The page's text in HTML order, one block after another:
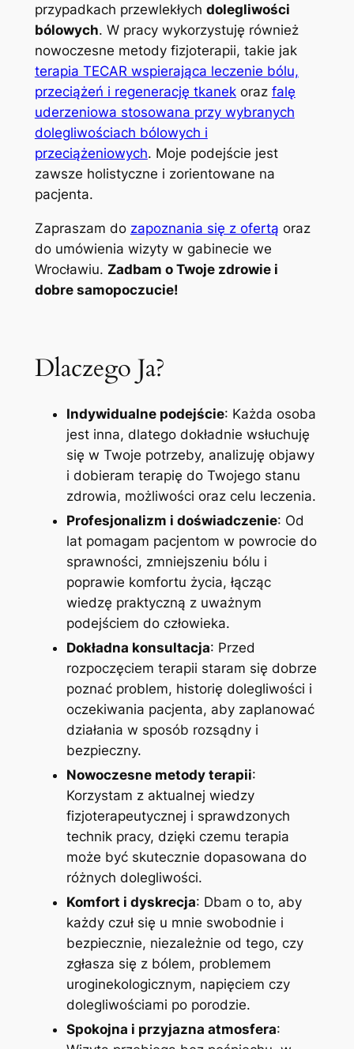
przypadkach przewlekłych dolegliwości
bólowych. W pracy wykorzystuję również
nowoczesne metody fizjoterapii, takie jak
terapia TECAR wspierająca leczenie bólu,
przeciążeń i regenerację tkanekoraz falę
uderzeniowa stosowana przy wybranych
dolegliwościach bólowych i
przeciążeniowych. Moje podejście jest
zawsze holistyczne i zorientowane na
pacjenta.
Zapraszam do zapoznania się z ofertą oraz
do umówienia wizyty w gabinecie we
Wrocławiu. Zadbam o Twoje zdrowie i
dobre samopoczucie!
Dlaczego Ja?
Indywidualne podejście: Każda osoba
jest inna, dlatego dokładnie wsłuchuję
się w Twoje potrzeby, analizuję objawy
i dobieram terapię do Twojego stanu
zdrowia, możliwości oraz celu leczenia.
Profesjonalizm i doświadczenie: Od
lat pomagam pacjentom w powrocie do
sprawności, zmniejszeniu bólu i
poprawie komfortu życia, łącząc
wiedzę praktyczną z uważnym
podejściem do człowieka.
Dokładna konsultacja: Przed
rozpoczęciem terapii staram się dobrze
poznać problem, historię dolegliwości i
oczekiwania pacjenta, aby zaplanować
działania w sposób rozsądny i
bezpieczny.
Nowoczesne metody terapii:
Korzystam z aktualnej wiedzy
fizjoterapeutycznej i sprawdzonych
technik pracy, dzięki czemu terapia
może być skutecznie dopasowana do
różnych dolegliwości.
Komfort i dyskrecja: Dbam o to, aby
każdy czuł się u mnie swobodnie i
bezpiecznie, niezależnie od tego, czy
zgłasza się z bólem, problemem
uroginekologicznym, napięciem czy
dolegliwościami po porodzie.
Spokojna i przyjazna atmosfera: